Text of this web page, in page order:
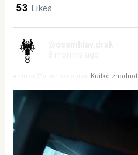
53 Likes
Krátke